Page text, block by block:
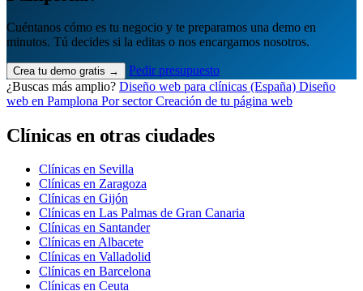
Cuéntanos cómo es tu negocio y te preparamos una demo en
minutos. Tú decides si la editas o nos encargamos nosotros.
Crea tu demo gratis →
Pedir presupuesto
¿Buscas más amplio? Diseño web para clínicas (España) Diseño
web en Pamplona Por sectorCreación de tu página web
Clínicas en otras ciudades
Clínicas en Sevilla
Clínicas en Zaragoza
Clínicas en Gijón
Clínicas en Las Palmas de Gran Canaria
Clínicas en Santander
Clínicas en Albacete
Clínicas en Valladolid
Clínicas en Barcelona
Clínicas en Ceuta